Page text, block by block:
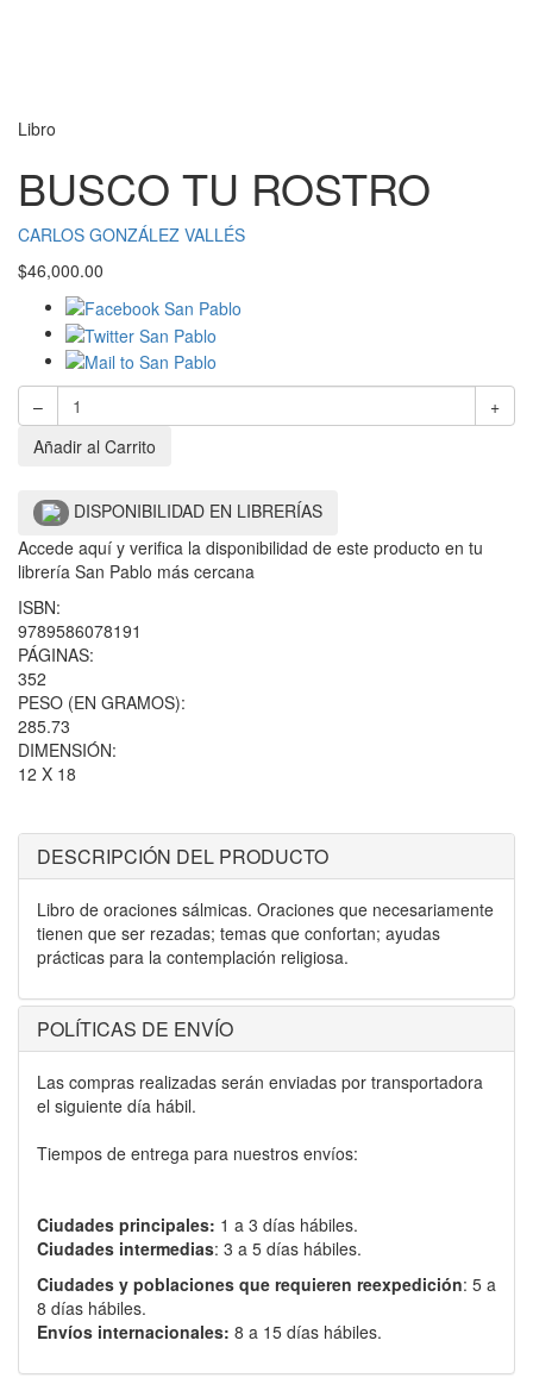
Libro
BUSCO TU ROSTRO
CARLOS GONZÁLEZ VALLÉS
$46,000.00
–
+
Añadir al Carrito
DISPONIBILIDAD EN LIBRERÍAS
Accede aquí y verifica la disponibilidad de este producto en tu
librería San Pablo más cercana
ISBN:
9789586078191
PÁGINAS:
352
PESO (EN GRAMOS):
285.73
DIMENSIÓN:
12 X 18
DESCRIPCIÓN DEL PRODUCTO
Libro de oraciones sálmicas. Oraciones que necesariamente
tienen que ser rezadas; temas que confortan; ayudas
prácticas para la contemplación religiosa.
POLÍTICAS DE ENVÍO
Las compras realizadas serán enviadas por transportadora
el siguiente día hábil.
Tiempos de entrega para nuestros envíos:
Ciudades principales: 1 a 3 días hábiles.
Ciudades intermedias: 3 a 5 días hábiles.
Ciudades y poblaciones que requieren reexpedición: 5 a
8 días hábiles.
Envíos internacionales: 8 a 15 días hábiles.